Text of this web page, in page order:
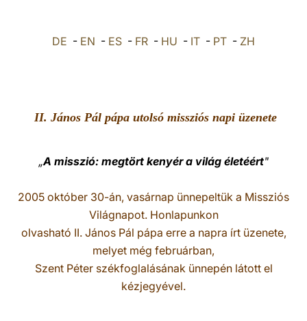
العربيّة DE - EN - ES - FR - HU - IT - PT - ZH
II. János Pál pápa utolsó missziós napi üzenete
„A misszió: megtört kenyér a világ életéért"
2005 október 30-án, vasárnap ünnepeltük a Missziós
Világnapot. Honlapunkon
olvasható II. János Pál pápa erre a napra írt üzenete,
melyet még februárban,
Szent Péter székfoglalásának ünnepén látott el
kézjegyével.